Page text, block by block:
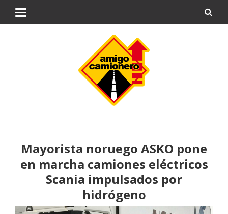
Mayorista noruego ASKO pone
en marcha camiones eléctricos
Scania impulsados por
hidrógeno